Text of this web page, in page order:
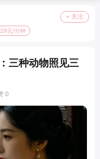
+ 关注
元/分钟
三种动物照见三
0